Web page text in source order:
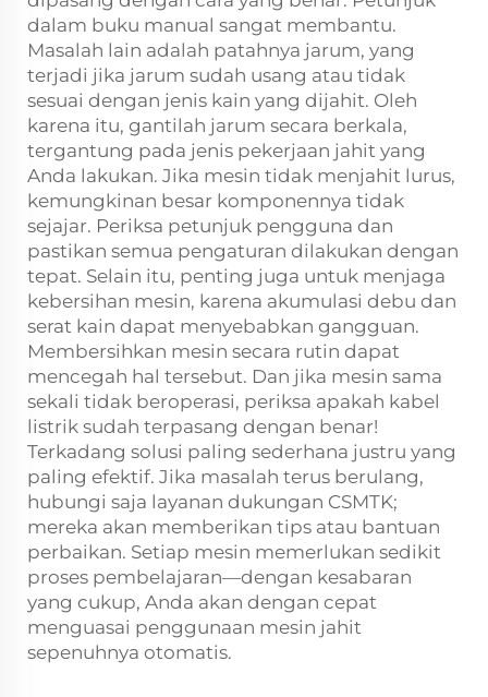
dalam buku manual sangat membantu.
Masalah lain adalah patahnya jarum, yang
terjadi jika jarum sudah usang atau tidak
sesuai dengan jenis kain yang dijahit. Oleh
karena itu, gantilah jarum secara berkala,
tergantung pada jenis pekerjaan jahit yang
Anda lakukan. Jika mesin tidak menjahit lurus,
kemungkinan besar komponennya tidak
sejajar. Periksa petunjuk pengguna dan
pastikan semua pengaturan dilakukan dengan
tepat. Selain itu, penting juga untuk menjaga
kebersihan mesin, karena akumulasi debu dan
serat kain dapat menyebabkan gangguan.
Membersihkan mesin secara rutin dapat
mencegah hal tersebut. Dan jika mesin sama
sekali tidak beroperasi, periksa apakah kabel
listrik sudah terpasang dengan benar!
Terkadang solusi paling sederhana justru yang
paling efektif. Jika masalah terus berulang,
hubungi saja layanan dukungan CSMTK;
mereka akan memberikan tips atau bantuan
perbaikan. Setiap mesin memerlukan sedikit
proses pembelajaran—dengan kesabaran
yang cukup, Anda akan dengan cepat
menguasai penggunaan mesin jahit
sepenuhnya otomatis.